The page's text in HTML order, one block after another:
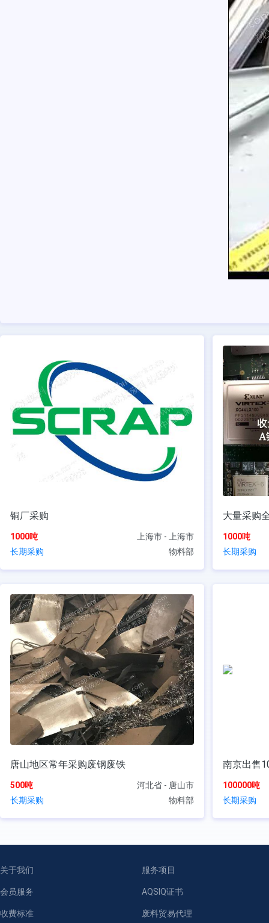
铜厂采购
1000吨
上海市 - 上海市
长期采购
物料部
大量采购
1000吨
长期采购
唐山地区常年采购废钢废铁
500吨
河北省 - 唐山市
长期采购
物料部
南京出售
100000吨
长期采购
关于我们
会员服务
收费标准
服务项目
AQSIQ证书
废料贸易代理